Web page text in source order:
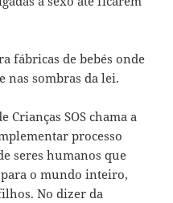
fábricas de bebés onde
nas sombras da lei.
Crianças SOS chama a
processo
seres humanos que
o mundo inteiro,
No dizer da